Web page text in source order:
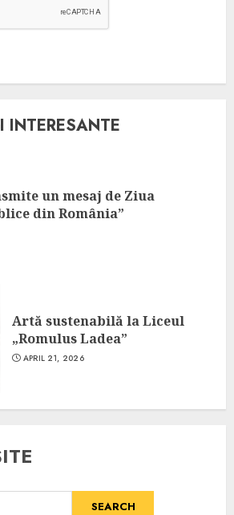
INTERESANTE
un mesaj de Ziua
din România”
Artă sustenabilă la Liceul
„Romulus Ladea”
APRIL 21, 2026
SEARCH